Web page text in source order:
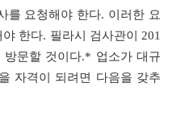
를 요청해야 한다. 이러한 요
야 한다. 필라시 검사관이
201
방문할 것이다.* 업소가 대규
자격이 되려면 다음을 갖추